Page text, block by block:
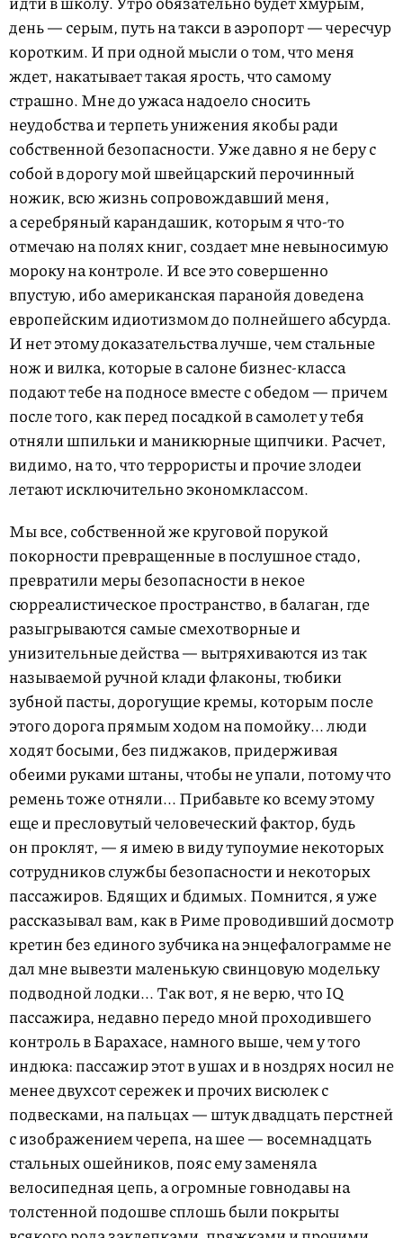
день — серым, путь на такси в аэропорт — чересчур
коротким. И при одной мысли о том, что меня
ждет, накатывает такая ярость, что самому
страшно. Мне до ужаса надоело сносить
неудобства и терпеть унижения якобы ради
собственной безопасности. Уже давно я не беру с
собой в дорогу мой швейцарский перочинный
ножик, всю жизнь сопровождавший меня,
а серебряный карандашик, которым я что-то
отмечаю на полях книг, создает мне невыносимую
мороку на контроле. И все это совершенно
впустую, ибо американская паранойя доведена
европейским идиотизмом до полнейшего абсурда.
И нет этому доказательства лучше, чем стальные
нож и вилка, которые в салоне бизнес-класса
подают тебе на подносе вместе с обедом — причем
после того, как перед посадкой в самолет у тебя
отняли шпильки и маникюрные щипчики. Расчет,
видимо, на то, что террористы и прочие злодеи
летают исключительно экономклассом.
Мы все, собственной же круговой порукой
покорности превращенные в послушное стадо,
превратили меры безопасности в некое
сюрреалистическое пространство, в балаган, где
разыгрываются самые смехотворные и
унизительные действа — вытряхиваются из так
называемой ручной клади флаконы, тюбики
зубной пасты, дорогущие кремы, которым после
этого дорога прямым ходом на помойку... люди
ходят босыми, без пиджаков, придерживая
обеими руками штаны, чтобы не упали, потому что
ремень тоже отняли... Прибавьте ко всему этому
еще и пресловутый человеческий фактор, будь
он проклят, — я имею в виду тупоумие некоторых
сотрудников службы безопасности и некоторых
пассажиров. Бдящих и бдимых. Помнится, я уже
рассказывал вам, как в Риме проводивший досмотр
кретин без единого зубчика на энцефалограмме не
дал мне вывезти маленькую свинцовую модельку
подводной лодки... Так вот, я не верю, что IQ
пассажира, недавно передо мной проходившего
контроль в Барахасе, намного выше, чем у того
индюка: пассажир этот в ушах и в ноздрях носил не
менее двухсот сережек и прочих висюлек с
подвесками, на пальцах — штук двадцать перстней
с изображением черепа, на шее — восемнадцать
стальных ошейников, пояс ему заменяла
велосипедная цепь, а огромные говнодавы на
толстенной подошве сплошь были покрыты